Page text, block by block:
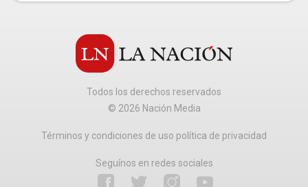
Todos los derechos reservados
© 2026 Nación Media
Términos y condiciones de uso política de privacidad
Seguínos en redes sociales